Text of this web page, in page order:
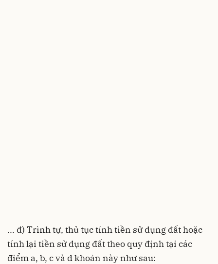
... đ) Trình tự, thủ tục tính tiền sử dụng đất hoặc
tính lại tiền sử dụng đất theo quy định tại các
điểm a, b, c và d khoản này như sau: